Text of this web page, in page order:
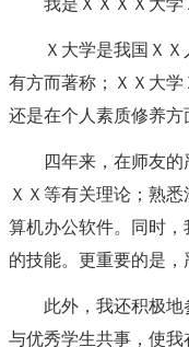
我是ＸＸＸＸ大学
Ｘ大学是我国Ｘ
有方而著称；ＸＸ大学
还是在个人素质修养方
四年来，在师友
ＸＸ等有关理论；熟
算机办公软件。同时
的技能。更重要的是
此外，我还积极
与优秀学生共事，使我